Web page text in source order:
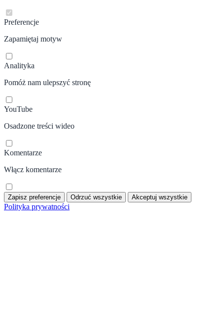
Preferencje
Zapamiętaj motyw
Analityka
Pomóż nam ulepszyć stronę
YouTube
Osadzone treści wideo
Komentarze
Włącz komentarze
Zapisz preferencje Odrzuć wszystkie Akceptuj wszystkie
Polityka prywatności